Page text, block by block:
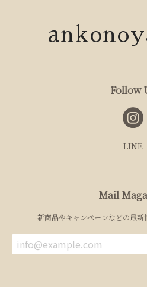
Follow
LINE
Mail
新商品やキャンペーンなどの最新